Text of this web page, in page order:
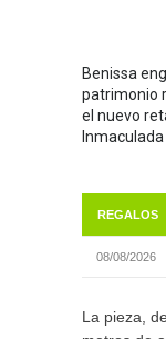
Benissa
patrimonio
el nuevo
Inmaculada
REGALOS
08/08/2026
La pieza,